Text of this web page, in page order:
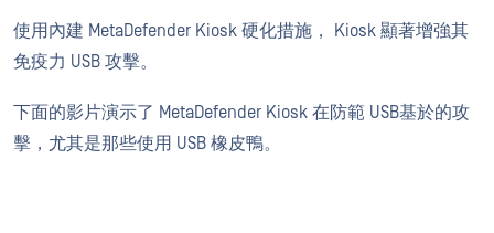
使用內建 MetaDefender Kiosk 硬化措施， Kiosk 顯著增強其
免疫力 USB 攻擊。
下面的影片演示了 MetaDefender Kiosk 在防範 USB基於的攻
擊，尤其是那些使用 USB 橡皮鴨。